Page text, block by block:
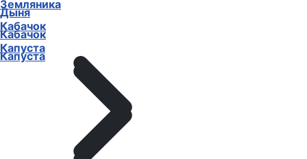
Земляника
Кабачок
Капуста
Дыня
Кабачок
Капуста